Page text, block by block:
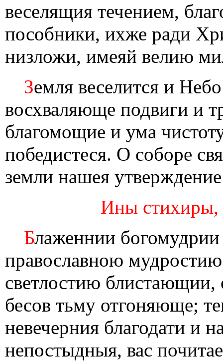
веселящия течением,
пособники, ихже ради
низложи, имеяй велию
Земля веселится и
восхваляюще подвиги и
благомощие и ума
победистеся. О соборе
земли нашея
Ины стихиры,
Блаженнии
православною
светлостию блистающии,
бесов тьму отгоняюще;
невечерния благодати и
непостыдныя, вас